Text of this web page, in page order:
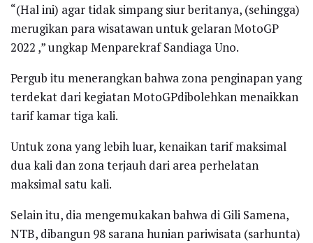
“(Hal ini) agar tidak simpang siur beritanya, (sehingga)
merugikan para wisatawan untuk gelaran MotoGP
2022 ,” ungkap Menparekraf Sandiaga Uno.
Pergub itu menerangkan bahwa zona penginapan yang
terdekat dari kegiatan MotoGPdibolehkan menaikkan
tarif kamar tiga kali.
Untuk zona yang lebih luar, kenaikan tarif maksimal
dua kali dan zona terjauh dari area perhelatan
maksimal satu kali.
Selain itu, dia mengemukakan bahwa di Gili Samena,
NTB, dibangun 98 sarana hunian pariwisata (sarhunta)